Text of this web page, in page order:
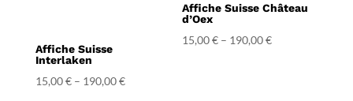
Affiche Suisse
Interlaken
15,00€– 190,00€
Affiche Suisse Château
d’Oex
15,00€ – 190,00€